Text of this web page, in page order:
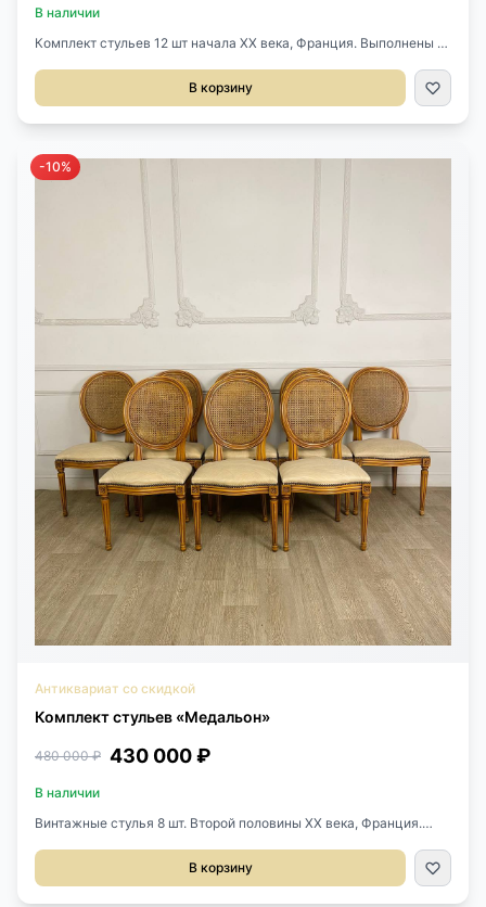
В наличии
Комплект стульев 12 шт начала XX века, Франция. Выполнены из
Высота сиденья 47 см.
В корзину
-10%
Антиквариат со скидкой
Комплект стульев «Медальон»
480 000 ₽ 430 000 ₽
В наличии
Винтажные стулья 8 шт. Второй половины XX века, Франция.
см. Высота сиденья 48 см.
В корзину